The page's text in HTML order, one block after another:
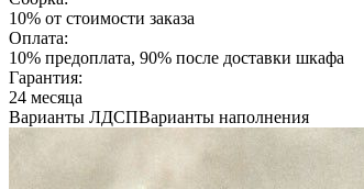
10% от стоимости заказа
Оплата:
10% предоплата, 90% после доставки шкафа
Гарантия:
24 месяца
Варианты ЛДСПВарианты наполнения